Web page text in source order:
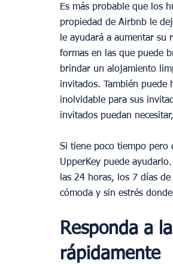
Es más probable que los
propiedad de Airbnb le
le ayudará a aumentar
formas en las que puede
brindar un alojamiento
invitados. También puede
inolvidable para sus
invitados puedan
Si tiene poco tiempo pero
UpperKey puede
las 24 horas, los 7 días
cómoda y sin estrés
Responda a
rápidamente